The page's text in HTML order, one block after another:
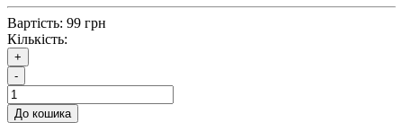
Вартість: 99 грн
Кількість:
+
-
До кошика